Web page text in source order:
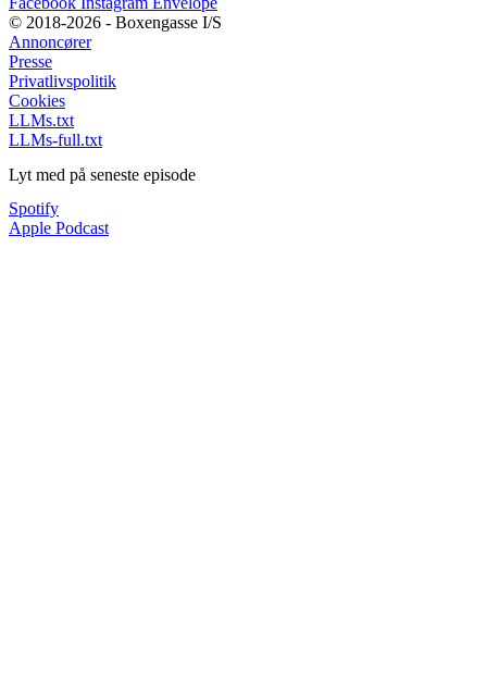
© 2018-2026 - Boxengasse I/S
Annoncører
Presse
Privatlivspolitik
Cookies
LLMs.txt
LLMs-full.txt
Lyt med på seneste episode
Spotify
Apple Podcast